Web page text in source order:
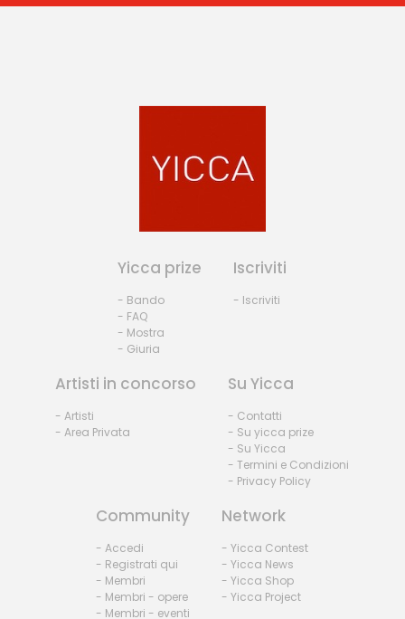
Yicca prize
- Bando
- FAQ
- Mostra
- Giuria
Iscriviti
- Iscriviti
Artisti in concorso
- Artisti
- Area Privata
Su Yicca
- Contatti
- Su yicca prize
- Su Yicca
- Termini e Condizioni
- Privacy Policy
Community
- Accedi
- Registrati qui
- Membri
- Membri - opere
- Membri - eventi
Network
- Yicca Contest
- Yicca News
- Yicca Shop
- Yicca Project